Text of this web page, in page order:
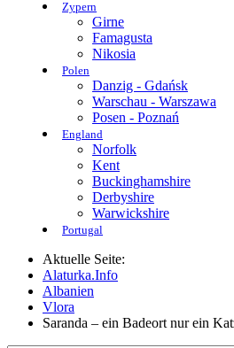
Zypern
Girne
Famagusta
Nikosia
Polen
Danzig - Gdańsk
Warschau - Warszawa
Posen - Poznań
England
Norfolk
Kent
Buckinghamshire
Derbyshire
Warwickshire
Portugal
Aktuelle Seite:
Alaturka.Info
Albanien
Vlora
Saranda – ein Badeort nur ein